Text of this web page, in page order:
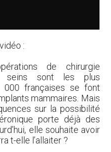
:
de chirurgie
seins sont les plus
000 françaises se font
mammaires. Mais
sur la possibilité
porte déjà des
elle souhaite avoir
t-elle l’allaiter ?